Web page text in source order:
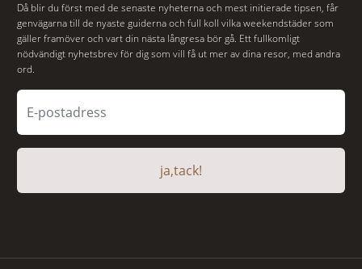
Då blir du först med de senaste nyheterna och mest initierade tipsen, får
genvägarna till de nyaste guiderna och full koll vilka weekendstäder som
gäller framöver och vart din nästa långresa bör gå. Ett fullkomligt
nödvändigt nyhetsbrev för dig som vill få ut mer av dina resor, med andra
ord.
ja,tack!